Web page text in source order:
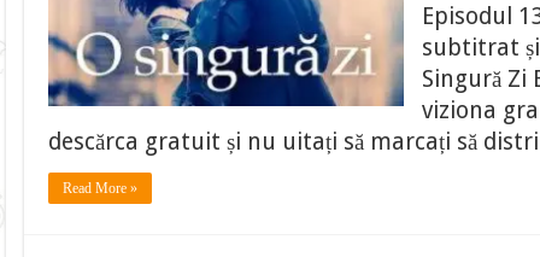
Episodul
subtitrat
Singură Zi
viziona
descărca gratuit și nu uitați să marcați să
Read More »